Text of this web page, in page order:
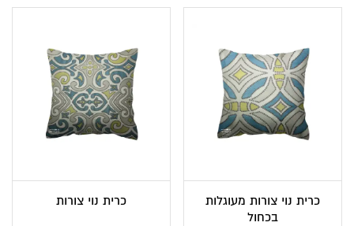
כרית נוי צורות מעוגלות
בכחול
כרית נוי צורות